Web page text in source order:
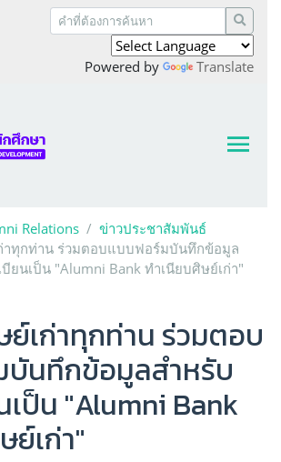
Powered by Translate
Relations
ข่าวประชาสัมพันธ์
าทุกท่าน ร่วมตอบแบบฟอร์มบันทึกข้อมูล
ยนเป็น "Alumni Bank ทำเนียบศิษย์เก่า"
เก่าทุกท่าน ร่วมตอบ
นทึกข้อมูลสำหรับ
เป็น "Alumni Bank
ย์เก่า"